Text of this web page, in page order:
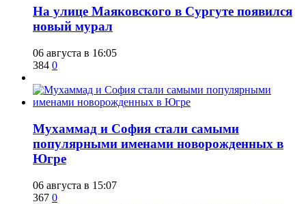
​На улице Маяковского в Сургуте появился
новый мурал
06 августа в 16:05
384 0
​Мухаммад и София стали самыми
популярными именами новорожденных в
Югре
06 августа в 15:07
367 0